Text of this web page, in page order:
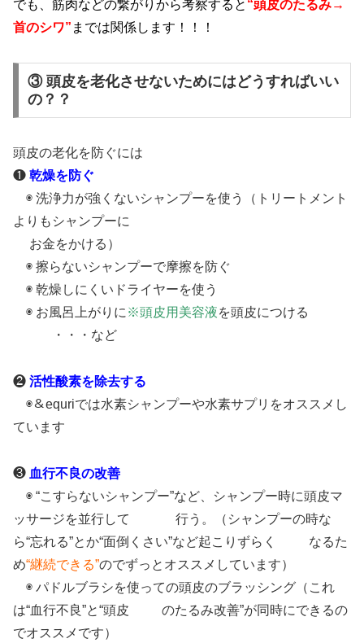
でも、筋肉などの繋がりから考察すると “頭皮のたるみ→
首のシワ” までは関係します！！！
③ 頭皮を老化させないためにはどうすればいい
の？？
頭皮の老化を防ぐには
❶ 乾燥を防ぐ
◉ 洗浄力が強くないシャンプーを使う（トリートメント
よりもシャンプーに
お金をかける）
◉ 擦らないシャンプーで摩擦を防ぐ
◉ 乾燥しにくいドライヤーを使う
◉ お風呂上がりに ※頭皮用美容液を頭皮につける
・・・など
❷ 活性酸素を除去する
◉＆equriでは水素シャンプーや水素サプリをオススメし
ています
❸ 血行不良の改善
◉ “こすらないシャンプー”など、シャンプー時に頭皮マ
ッサージを並行して 行う。（シャンプーの時な
ら“忘れる”とか“面倒くさい”など起こりずらく なるた
め“継続できる”のでずっとオススメしています）
◉ パドルブラシを使っての頭皮のブラッシング（これ
は“血行不良”と“頭皮 のたるみ改善”が同時にできるの
でオススメです）